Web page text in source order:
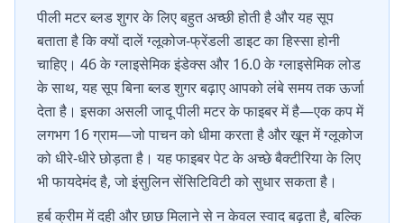
पीली मटर ब्लड शुगर के लिए बहुत अच्छी होती है और यह सूप
बताता है कि क्यों दालें ग्लूकोज-फ्रेंडली डाइट का हिस्सा होनी
चाहिए। 46 के ग्लाइसेमिक इंडेक्स और 16.0 के ग्लाइसेमिक लोड
के साथ, यह सूप बिना ब्लड शुगर बढ़ाए आपको लंबे समय तक ऊर्जा
देता है। इसका असली जादू पीली मटर के फाइबर में है—एक कप में
लगभग 16 ग्राम—जो पाचन को धीमा करता है और खून में ग्लूकोज
को धीरे-धीरे छोड़ता है। यह फाइबर पेट के अच्छे बैक्टीरिया के लिए
भी फायदेमंद है, जो इंसुलिन सेंसिटिविटी को सुधार सकता है।
हर्ब क्रीम में दही और छाछ मिलाने से न केवल स्वाद बढ़ता है, बल्कि